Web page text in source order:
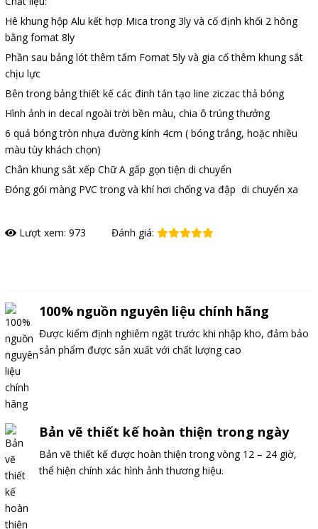
Hê khung hộp Alu kết hợp Mica trong 3ly và cố định khối 2 hông
bằng fomat 8ly
Phần sau bảng lót thêm tấm Fomat 5ly và gia cố thêm khung sắt
chịu lực
Bên trong bảng thiết kế các đinh tán tạo line ziczac thả bóng
Hình ảnh in decal ngoài trời bền màu, chia ô trúng thưởng
6 quả bóng tròn nhựa đường kính 4cm ( bóng trắng, hoặc nhiều
màu tùy khách chọn)
Chân khung sắt xếp Chữ A gấp gọn tiện di chuyển
Đóng gói màng PVC trong và khí hơi chống va đập di chuyển xa
Lượt xem: 973 Đánh giá:
100% nguồn nguyên liệu chính hãng
Được kiểm định nghiêm ngặt trước khi nhập kho, đảm bảo
sản phẩm được sản xuất với chất lượng cao
Bản vẽ thiết kế hoàn thiện trong ngày
Bản vẽ thiết kế được hoàn thiện trong vòng 12 – 24 giờ,
thể hiện chính xác hình ảnh thương hiệu.